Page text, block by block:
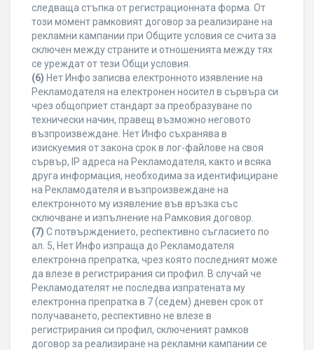
следваща стъпка от регистрационната форма. От
този момент рамковият договор за реализиране на
рекламни кампании при Общите условия се счита за
сключен между страните и отношенията между тях
се уреждат от тези Общи условия.
(6) Нет Инфо записва електронното изявление на
Рекламодателя на електронен носител в сървъра си
чрез общоприет стандарт за преобразуване по
технически начин, правещ възможно неговото
възпроизвеждане. Нет Инфо съхранява в
изискуемия от закона срок в лог-файлове на своя
сървър, IP адреса на Рекламодателя, както и всяка
друга информация, необходима за идентифициране
на Рекламодателя и възпроизвеждане на
електронното му изявление във връзка със
сключване и изпълнение на Рамковия договор.
(7) С потвърждението, респективно съгласието по
ал. 5, Нет Инфо изпраща до Рекламодателя
електронна препратка, чрез която последният може
да влезе в регистрирания си профил. В случай че
Рекламодателят не последва изпратената му
електронна препратка в 7 (седем) дневен срок от
получаването, респективно не влезе в
регистрирания си профил, сключеният рамков
договор за реализиране на рекламни кампании се